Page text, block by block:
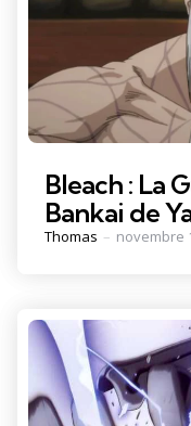
Bleach : La
Bankai de
Posted
Thomas novembre